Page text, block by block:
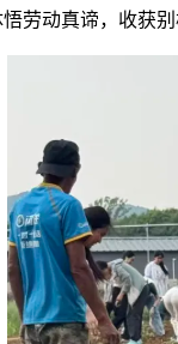
劳动真谛，收获